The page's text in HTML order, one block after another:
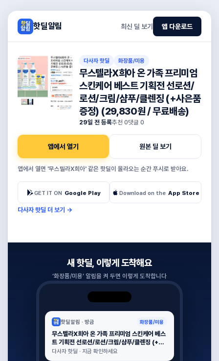
핫딜알림 최신 딜 보기 앱 다운로드
다사자 핫딜 화장품/미용
무스텔라X희아 온 가족 프리미엄
스킨케어 베스트 기획전 선로션/
로션/크림/샴푸/클렌징 (+사은품
증정) (29,830원 / 무료배송)
29일 전 등록추천 0댓글 0
앱에서 열기 원본 딜 보기
앱에서 열면 '무스텔라X희아' 같은 핫딜이 올라오는 순간 푸시로 받아요.
GET IT ON Google Play Download on the App Store
다사자 핫딜 더 보기 →
새 핫딜, 이렇게 도착해요
‘화장품/미용’ 알림을 켜 두면 이렇게 도착합니다
핫딜알림 · 방금 화장품/미용
무스텔라X희아 온 가족 프리미엄 스킨케어 베스
트 기획전 선로션/로션/크림/샴푸/클렌징 (+사
은품 증정) (29,830원 / 무료배송)
다사자 핫딜 · 지금 확인하세요